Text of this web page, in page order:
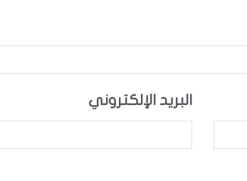
البريد الإلكتروني